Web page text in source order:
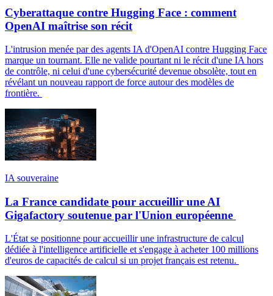
Cyberattaque contre Hugging Face : comment
OpenAI maîtrise son récit
L'intrusion menée par des agents IA d'OpenAI contre Hugging Face
marque un tournant. Elle ne valide pourtant ni le récit d'une IA hors
de contrôle, ni celui d'une cybersécurité devenue obsolète, tout en
révélant un nouveau rapport de force autour des modèles de
frontière.
IA souveraine
La France candidate pour accueillir une AI
Gigafactory soutenue par l'Union européenne
L'État se positionne pour accueillir une infrastructure de calcul
dédiée à l'intelligence artificielle et s'engage à acheter 100 millions
d'euros de capacités de calcul si un projet français est retenu.